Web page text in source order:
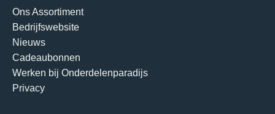
Ons Assortiment
Bedrijfswebsite
Nieuws
Cadeaubonnen
Werken bij Onderdelenparadijs
Privacy